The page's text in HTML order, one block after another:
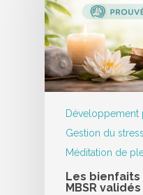
Développement
Gestion du stress
Méditation de
Les
MBSR